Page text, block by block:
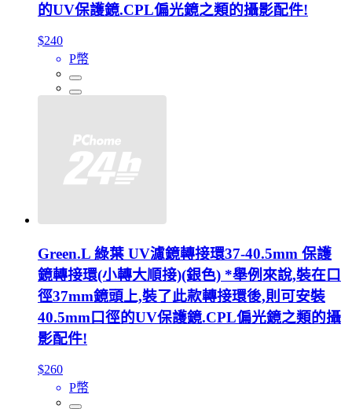
的UV保護鏡.CPL偏光鏡之類的攝影配件!
$240
P幣
Green.L 綠葉 UV濾鏡轉接環37-40.5mm 保護
鏡轉接環(小轉大順接)(銀色) *舉例來說,裝在口
徑37mm鏡頭上,裝了此款轉接環後,則可安裝
40.5mm口徑的UV保護鏡.CPL偏光鏡之類的攝
影配件!
$260
P幣